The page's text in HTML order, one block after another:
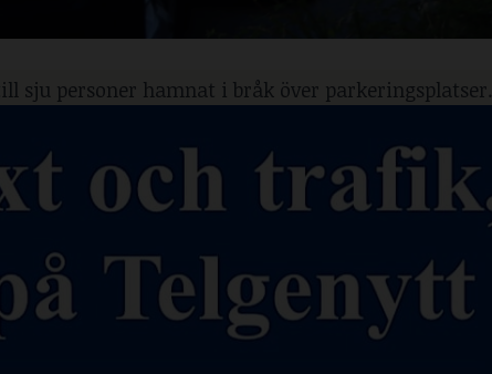
sju personer hamnat i bråk över parkeringsplatser.